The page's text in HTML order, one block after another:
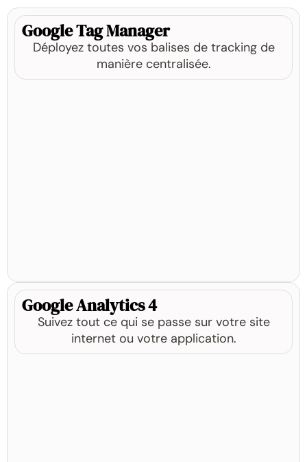
Google Tag Manager
Déployez toutes vos balises de tracking de
manière centralisée.
Google Analytics 4
Suivez tout ce qui se passe sur votre site
internet ou votre application.